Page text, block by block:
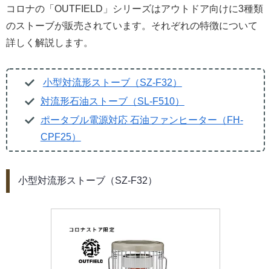
コロナの「OUTFIELD」シリーズはアウトドア向けに3種類
のストーブが販売されています。それぞれの特徴について
詳しく解説します。
小型対流形ストーブ（SZ-F32）
対流形石油ストーブ（SL-F510）
ポータブル電源対応 石油ファンヒーター（FH-
CPF25）
小型対流形ストーブ（SZ-F32）